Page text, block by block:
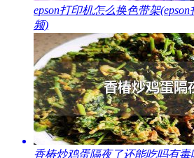
​epson打印机怎么换色带架
频)
香椿炒鸡蛋隔夜了还能吃吗有